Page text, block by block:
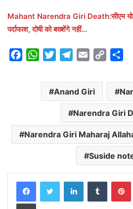
Mahant Narendra Giri Death:सीएम
पर्दाफाश, दोषी को बख्शेंगे नहीं…
o
k
W
a
p
p
i
t
r
l
e
g
r
a
m
a
i
l
p
L
i
n
k
a
r
e
Anand Giri
Narendra Giri
Narendra Giri Maharaj
Suside
LinkedInTumblr
Print